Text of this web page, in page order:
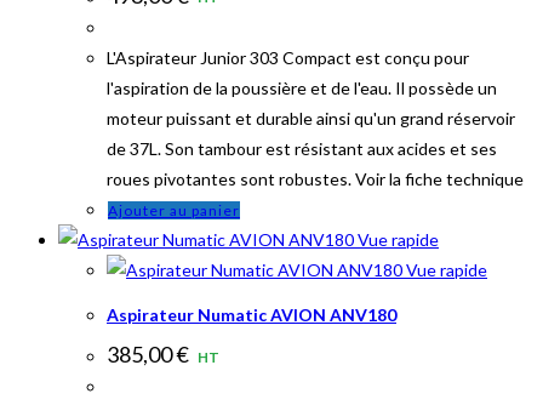
peuvent
être
choisies
sur
la
du
produit
L'Aspirateur Junior 303 Compact est conçu pour
l'aspiration de la poussière et de l'eau. Il possède un
moteur puissant et durable ainsi qu'un grand réservoir
de 37L. Son tambour est résistant aux acides et ses
roues pivotantes sont robustes. Voir la fiche technique
Ajouter au panier
Vue rapide
Vue rapide
Aspirateur Numatic AVION ANV180
385,00€ HT